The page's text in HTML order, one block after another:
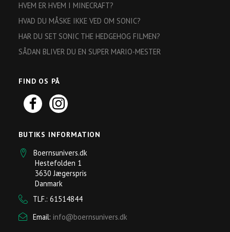
HVEM ER HVEM I MINECRAFT?
HVAD DU MÅSKE IKKE VED OM SONIC?
HAR DU SET SONIC THE HEDGEHOG FILMEN?
SÅDAN BLIVER DU EN SUPER MARIO-MESTER
FIND OS PÅ
BUTIKS INFORMATION
Boernsunivers.dk
Hestefolden 1
3630 Jægerspris
Danmark
TLF.: 61514844
Email: info@boernsunivers.dk